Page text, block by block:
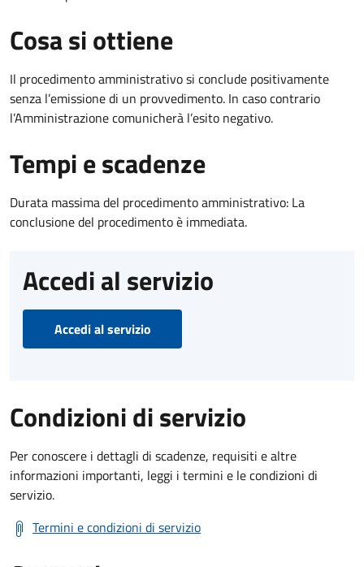
Cosa si ottiene
Il procedimento amministrativo si conclude positivamente
senza l’emissione di un provvedimento. In caso contrario
l’Amministrazione comunicherà l’esito negativo.
Tempi e scadenze
Durata massima del procedimento amministrativo: La
conclusione del procedimento è immediata.
Accedi al servizio
Accedi al servizio
Condizioni di servizio
Per conoscere i dettagli di scadenze, requisiti e altre
informazioni importanti, leggi i termini e le condizioni di
servizio.
Termini e condizioni di servizio